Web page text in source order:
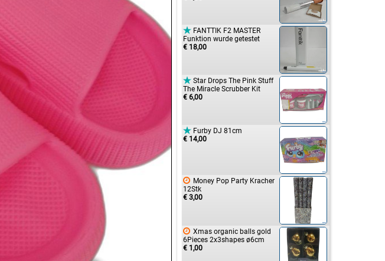
 FANTTIK F2 MASTER
Funktion wurde getestet
€ 18,00
 Star Drops The Pink Stuff
The Miracle Scrubber Kit
€ 6,00
 Furby DJ 81cm
€ 14,00
 Money Pop Party Kracher
12Stk
€ 3,00
 Xmas organic balls gold
6Pieces 2x3shapes ø6cm
€ 1,00